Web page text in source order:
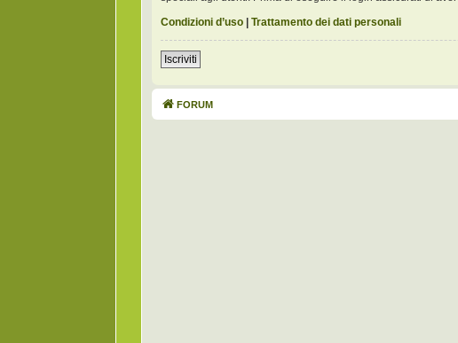
Condizioni d’uso | Trattamento dei dati personali
Iscriviti
FORUM